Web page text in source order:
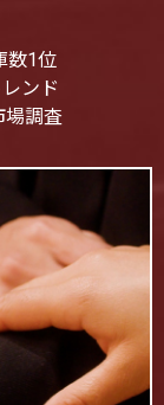
数1位
ンド
場調査